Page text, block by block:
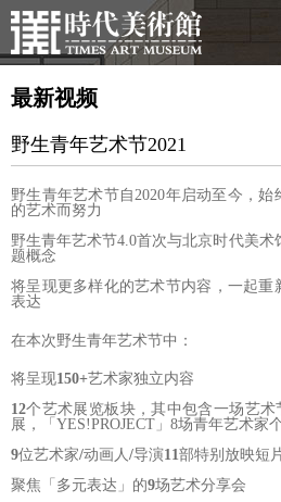
最新视频
野生青年艺术节2021
野生青年艺术节自2020年启动至今，
的艺术而努力
野生青年艺术节4.0首次与北京时代美术
题概念
将呈现更多样化的艺术节内容，一起
表达
在本次野生青年艺术节中：
将呈现150+艺术家独立内容
12个艺术展览板块，其中包含一场艺
展，「YES!PROJECT」8场青年艺术家
9位艺术家/动画人/导演11部特别放映短
聚焦「多元表达」的9场艺术分享会